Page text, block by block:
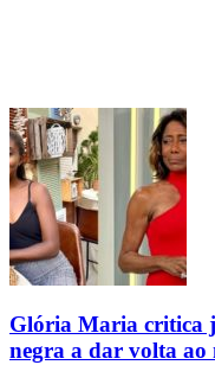
Glória Maria critica
negra a dar volta ao